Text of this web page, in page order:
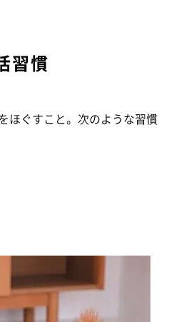
習慣
ほぐすこと。次のような習慣